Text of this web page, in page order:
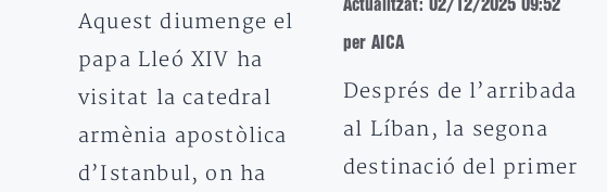
Aquest diumenge el
papa Lleó XIV ha
visitat la catedral
armènia apostòlica
d’Istanbul, on ha
Actualitzat: 02/12/2025 09:52
per AICA
Després de l’arribada
al Líban, la segona
destinació del primer